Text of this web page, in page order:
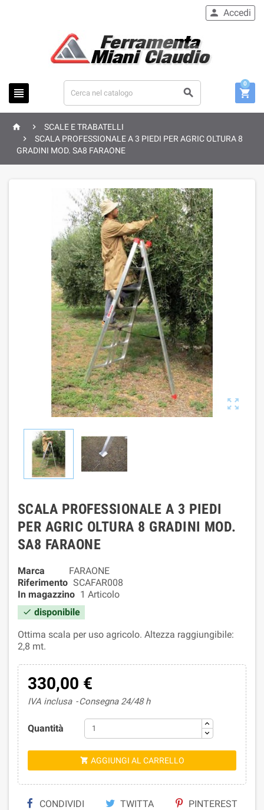
 
 Accedi

0
 
SCALE E TRABATELLI

SCALA PROFESSIONALE A 3 PIEDI PER AGRIC OLTURA 8
GRADINI MOD. SA8 FARAONE

SCALA PROFESSIONALE A 3 PIEDI
PER AGRIC OLTURA 8 GRADINI MOD.
SA8 FARAONE
Marca
FARAONE
Riferimento SCAFAR008
In magazzino 1 Articolo
 disponibile
Ottima scala per uso agricolo. Altezza raggiungibile:
2,8 mt.
330,00 €
IVA inclusa Consegna 24/48 h
Quantità
 AGGIUNGI AL CARRELLO
CONDIVIDI TWITTA PINTEREST